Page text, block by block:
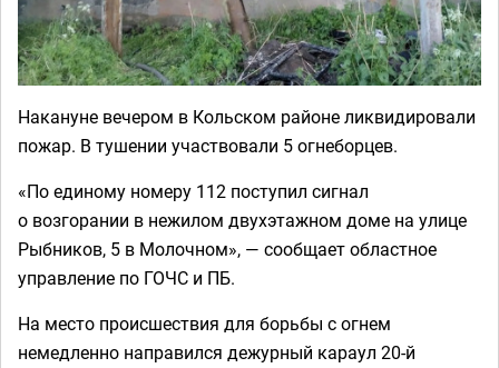
Накануне вечером в Кольском районе ликвидировали
пожар. В тушении участвовали 5 огнеборцев.
«По единому номеру 112 поступил сигнал
о возгорании в нежилом двухэтажном доме на улице
Рыбников, 5 в Молочном», — сообщает областное
управление по ГОЧС и ПБ.
На место происшествия для борьбы с огнем
немедленно направился дежурный караул 20-й